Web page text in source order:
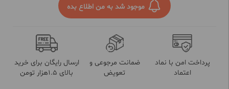
موجود شد به من اطلاع بده
پرداخت امن با نماد
اعتماد
ضمانت مرجوعی و
تعویض
ارسال رایگان برای خرید
بالای 1.5هزار تومن